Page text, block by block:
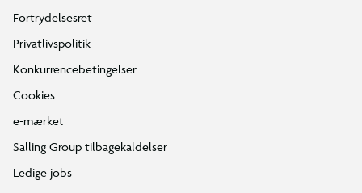
Fortrydelsesret
Privatlivspolitik
Konkurrencebetingelser
Cookies
e-mærket
Salling Group tilbagekaldelser
Ledige jobs